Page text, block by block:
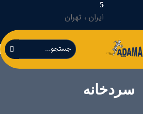
5
ایران ، تهران
سردخانه